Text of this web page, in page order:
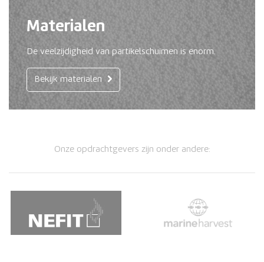
Materialen
De veelzijdigheid van partikelschuimen is enorm.
Bekijk materialen
Onze opdrachtgevers zijn onder andere: